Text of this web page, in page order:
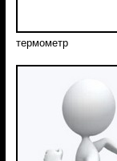
термометр